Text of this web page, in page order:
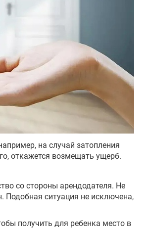
на случай затопления
откажется возмещать ущерб.
со стороны арендодателя. Не
Подобная ситуация не исключена,
получить для ребенка место в